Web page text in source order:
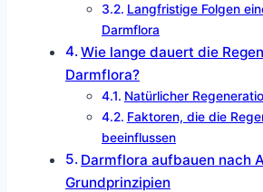
Langfristige Folgen
Darmflora
Wie lange dauert die
Darmflora?
Natürlicher
Faktoren, die die
beeinflussen
Darmflora aufbauen nach
Grundprinzipien